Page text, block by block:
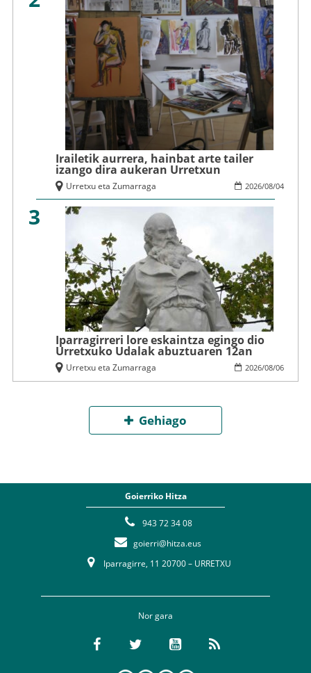
Irailetik aurrera, hainbat arte tailer
izango dira aukeran Urretxun
2026/08/04
Urretxu eta Zumarraga
3
Iparragirreri lore eskaintza egingo dio
Urretxuko Udalak abuztuaren 12an
2026/08/06
Urretxu eta Zumarraga
Gehiago
Goierriko Hitza
943 72 34 08
goierri@hitza.eus
Iparragirre, 11 20700 – URRETXU
Nor gara